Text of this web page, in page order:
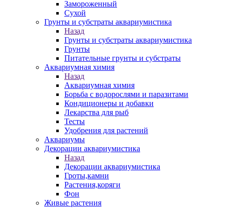
Замороженный
Сухой
Грунты и субстраты аквариумистика
Назад
Грунты и субстраты аквариумистика
Грунты
Питательные грунты и субстраты
Аквариумная химия
Назад
Аквариумная химия
Борьба с водорослями и паразитами
Кондиционеры и добавки
Лекарства для рыб
Тесты
Удобрения для растений
Аквариумы
Декорации аквариумистика
Назад
Декорации аквариумистика
Гроты,камни
Растения,коряги
Фон
Живые растения